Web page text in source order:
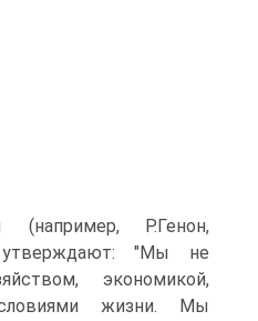
(например, Р.Генон,
"Мы не
экономикой,
жизни. Мы